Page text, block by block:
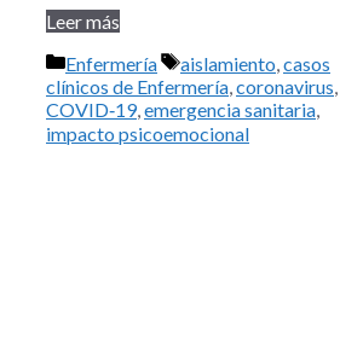
Leer más
Categorías
Enfermería Etiquetas
aislamiento,casos
clínicos de Enfermería,coronavirus,
COVID‑19,emergencia sanitaria,
impacto psicoemocional